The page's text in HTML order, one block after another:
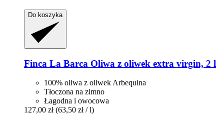
Do koszyka
Finca La Barca Oliwa z oliwek extra virgin, 2 l
100% oliwa z oliwek Arbequina
Tłoczona na zimno
Łagodna i owocowa
127,00 zł (63,50 zł / l)